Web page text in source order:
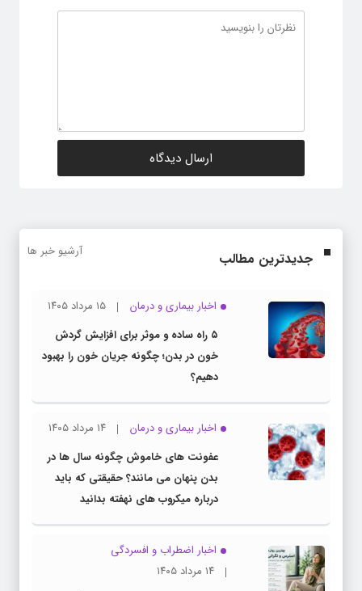
جدیدترین مطالب آرشیو خبر ها
اخبار بیماری و درمان
۱۵ مرداد ۱۴۰۵
۵ راه ساده و موثر برای افزایش گردش
خون در بدن؛ چگونه جریان خون را بهبود
دهیم؟
اخبار بیماری و درمان
۱۴ مرداد ۱۴۰۵
عفونت های خاموش چگونه سال ها در
بدن پنهان می مانند؟ حقیقتی که باید
درباره میکروب های نهفته بدانید
اخبار اضطراب و افسردگی
۱۴ مرداد ۱۴۰۵